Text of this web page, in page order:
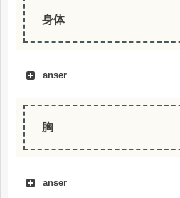
身体
anser
胸
anser